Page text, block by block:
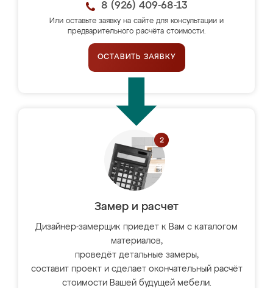
8 (926) 409-68-13
Или оставьте заявку на сайте для консультации и
предварительного расчёта стоимости.
ОСТАВИТЬ ЗАЯВКУ
Замер и расчет
Дизайнер-замерщик приедет к Вам с каталогом
материалов,
проведёт детальные замеры,
составит проект и сделает окончательный расчёт
стоимости Вашей будущей мебели.